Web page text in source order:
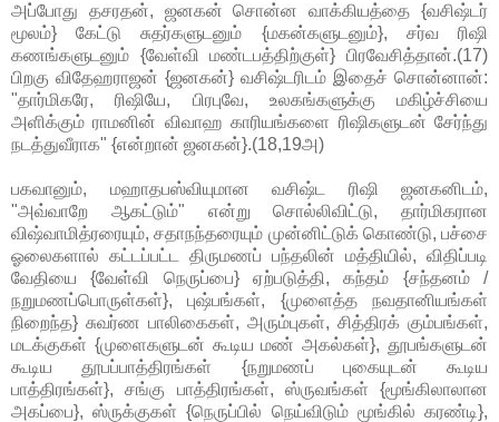
அப்போது தசரதன், ஜனகன் சொன்ன வாக்கியத்தை {வசிஷ்டர்
மூலம்} கேட்டு சுதர்களுடனும் {மகன்களுடனும்}, சர்வ ரிஷி
கணங்களுடனும் {வேள்வி மண்டபத்திற்குள்} பிரவேசித்தான்.(17)
பிறகு விதேஹராஜன் {ஜனகன்} வசிஷ்டரிடம் இதைச் சொன்னான்:
"தார்மிகரே, ரிஷியே, பிரபுவே, உலகங்களுக்கு மகிழ்ச்சியை
அளிக்கும் ராமனின் விவாஹ காரியங்களை ரிஷிகளுடன் சேர்ந்து
நடத்துவீராக" {என்றான் ஜனகன்}.(18,19அ)
பகவானும், மஹாதபஸ்வியுமான வசிஷ்ட ரிஷி ஜனகனிடம்,
"அவ்வாறே ஆகட்டும்" என்று சொல்லிவிட்டு, தார்மிகரான
விஷ்வாமித்ரரையும், சதாநந்தரையும் முன்னிட்டுக் கொண்டு, பச்சை
ஓலைகளால் கட்டப்பட்ட திருமணப் பந்தலின் மத்தியில், விதிப்படி
வேதியை {வேள்வி நெருப்பை} ஏற்படுத்தி, கந்தம் {சந்தனம் /
நறுமணப்பொருள்கள்}, புஷ்பங்கள், {முளைத்த நவதானியங்கள்
நிறைந்த} சுவர்ண பாலிகைகள், அரும்புகள், சித்திரக் கும்பங்கள்,
மடக்குகள் {முளைகளுடன் கூடிய மண் அகல்கள்}, தூபங்களுடன்
கூடிய தூபப்பாத்திரங்கள் {நறுமணப் புகையுடன் கூடிய
பாத்திரங்கள்}, சங்கு பாத்திரங்கள், ஸ்ருவங்கள் {மூங்கிலாலான
அகப்பை}, ஸ்ருக்குகள் {நெருப்பில் நெய்விடும் மூங்கில் கரண்டி},